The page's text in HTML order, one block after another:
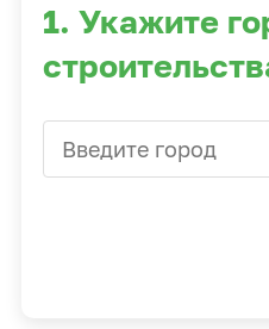
1. Укажите